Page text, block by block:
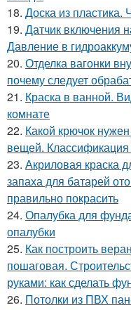
18. Доска из пластика.
19. Датчик включения
Давление в
20. Отделка вагонки
почему следует
21. Краска в ванной.
комнате
22. Какой крючок
вещей. Классификация
23. Акриловая краска
запаха для батарей
правильно покрасить
24. Опалубка для
опалубки
25. Как построить
пошаговая.
руками: как сделать
26. Потолки из ПВХ